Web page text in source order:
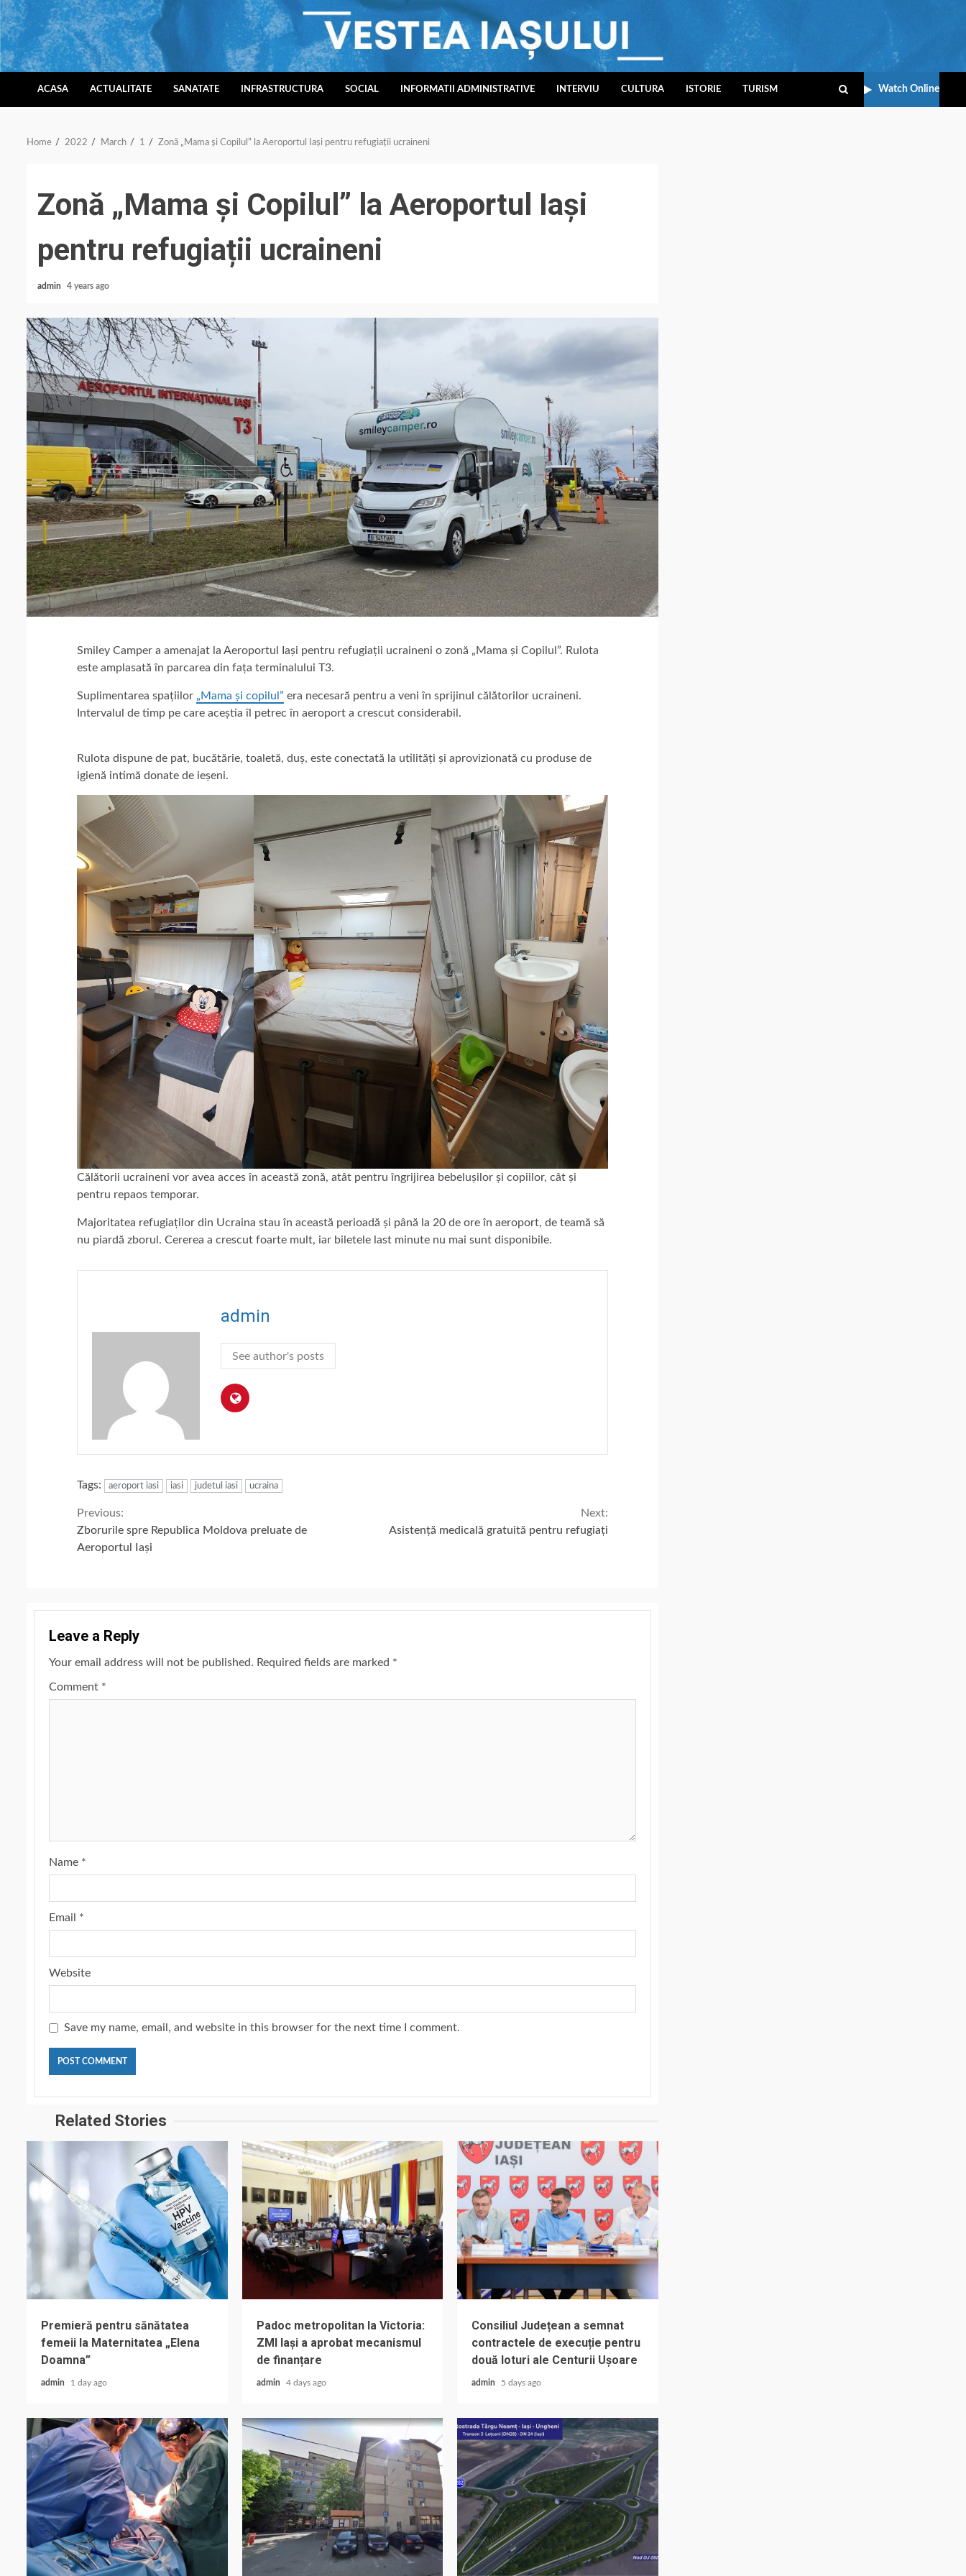
Skip
to
content
ACASA ACTUALITATE SANATATE INFRASTRUCTURA SOCIAL INFORMATII ADMINISTRATIVE INTERVIU CULTURA ISTORIE TURISM Watch Online
Home 2022 March 1 Zonă „Mama și Copilul” la Aeroportul Iași pentru refugiații ucraineni
Zonă „Mama și Copilul” la Aeroportul Iași
pentru refugiații ucraineni
admin 4 years ago
Smiley Camper a amenajat la Aeroportul Iași pentru refugiații ucraineni o zonă „Mama și Copilul”. Rulota
este amplasată în parcarea din fața terminalului T3.
Suplimentarea spațiilor „Mama și copilul” era necesară pentru a veni în sprijinul călătorilor ucraineni.
Intervalul de timp pe care aceștia îl petrec în aeroport a crescut considerabil.
Rulota dispune de pat, bucătărie, toaletă, duș, este conectată la utilități și aprovizionată cu produse de
igienă intimă donate de ieșeni.
Călătorii ucraineni vor avea acces în această zonă, atât pentru îngrijirea bebelușilor și copiilor, cât și
pentru repaos temporar.
Majoritatea refugiaților din Ucraina stau în această perioadă și până la 20 de ore în aeroport, de teamă să
nu piardă zborul. Cererea a crescut foarte mult, iar biletele last minute nu mai sunt disponibile.
admin
See author's posts
Tags: aeroport iasi iasi judetul iasi ucraina
Continue
Reading
Previous:
Zborurile spre Republica Moldova preluate de
Aeroportul Iași
Next:
Asistență medicală gratuită pentru refugiați
Leave a Reply
Your email address will not be published. Required fields are marked *
Comment *
Name *
Email *
Website
Save my name, email, and website in this browser for the next time I comment.
Related Stories
Premieră pentru sănătatea
femeii la Maternitatea „Elena
Doamna”
admin 1 day ago
Padoc metropolitan la Victoria:
ZMI Iași a aprobat mecanismul
de finanțare
admin 4 days ago
Consiliul Județean a semnat
contractele de execuție pentru
două loturi ale Centurii Ușoare
admin 5 days ago